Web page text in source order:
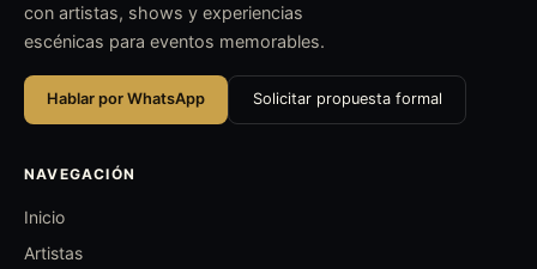
con artistas, shows y experiencias
escénicas para eventos memorables.
Hablar por WhatsApp Solicitar propuesta formal
NAVEGACIÓN
Inicio
Artistas